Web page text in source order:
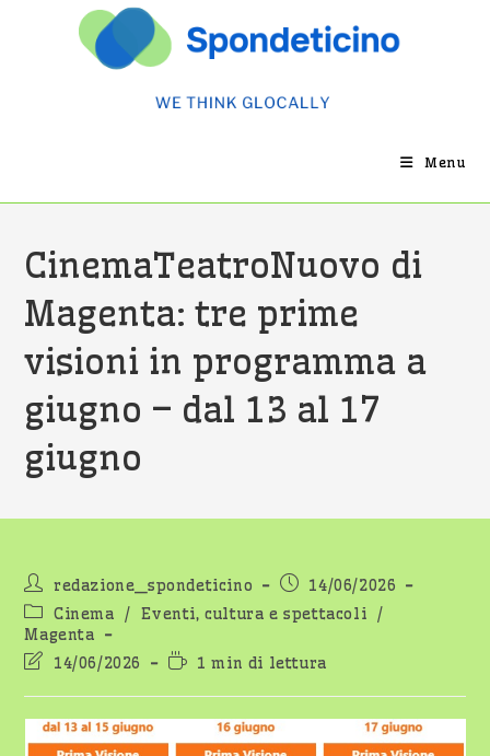
Menu
CinemaTeatroNuovo di
Magenta: tre prime
visioni in programma a
giugno – dal 13 al 17
giugno
Autore
dell'articolo:
redazione_spondeticino
Articolo
pubblicato:
14/06/2026
Categoria
dell'articolo:
Cinema / Eventi, cultura e spettacoli /
Magenta
Ultima
dell'articolo:
14/06/2026
Tempo
lettura:
1 min di lettura